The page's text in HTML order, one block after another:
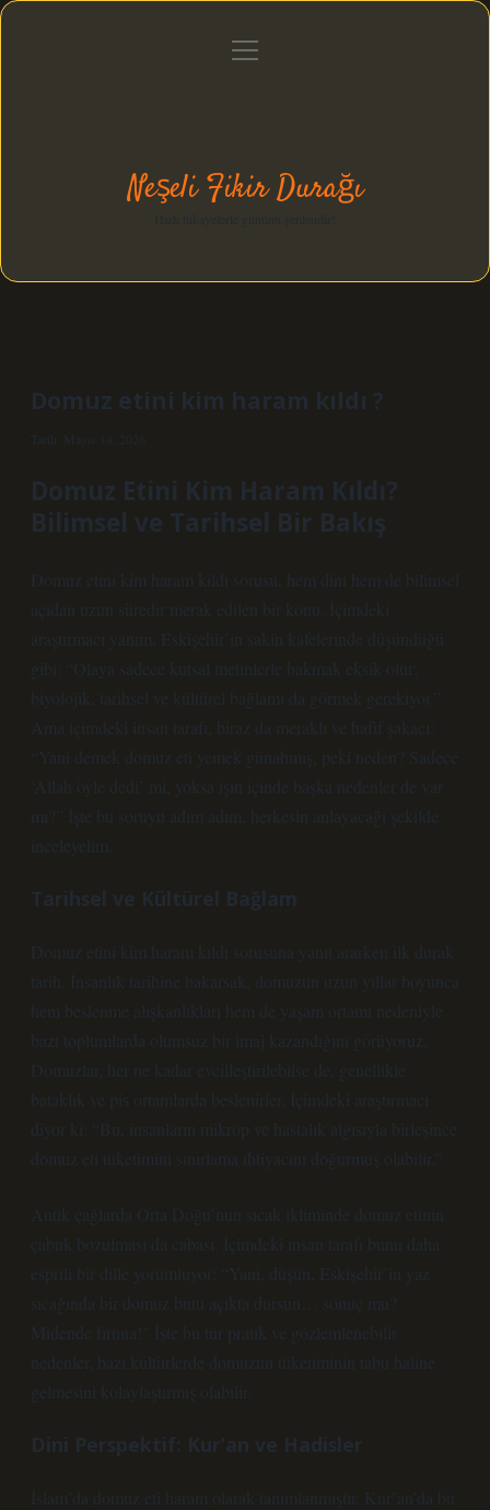
Gizlilik Politikası
menüyü
Neşeli Fikir Durağı
Domuz etini kim haram kıldı ?
Tarih: Mayıs 14, 2026
Domuz Etini Kim Haram Kıldı?
Bilimsel ve Tarihsel Bir Bakış
Domuz etini kim haram kıldı sorusu, hem dini hem de bilimsel
açıdan uzun süredir merak edilen bir konu. İçimdeki
araştırmacı yanım, Eskişehir’in sakin kafelerinde düşündüğü
gibi: “Olaya sadece kutsal metinlerle bakmak eksik olur;
biyolojik, tarihsel ve kültürel bağlamı da görmek gerekiyor.”
Ama içimdeki insan tarafı, biraz da meraklı ve hafif şakacı:
“Yani demek domuz eti yemek günahmış, peki neden? Sadece
‘Allah öyle dedi’ mi, yoksa işin içinde başka nedenler de var
mı?” İşte bu soruyu adım adım, herkesin anlayacağı şekilde
inceleyelim.
Tarihsel ve Kültürel Bağlam
Domuz etini kim haram kıldı sorusuna yanıt ararken ilk durak
tarih. İnsanlık tarihine bakarsak, domuzun uzun yıllar boyunca
hem beslenme alışkanlıkları hem de yaşam ortamı nedeniyle
bazı toplumlarda olumsuz bir imaj kazandığını görüyoruz.
Domuzlar, her ne kadar evcilleştirilebilse de, genellikle
bataklık ve pis ortamlarda beslenirler. İçimdeki araştırmacı
diyor ki: “Bu, insanların mikrop ve hastalık algısıyla birleşince
domuz eti tüketimini sınırlama ihtiyacını doğurmuş olabilir.”
Antik çağlarda Orta Doğu’nun sıcak ikliminde domuz etinin
çabuk bozulması da cabası. İçimdeki insan tarafı bunu daha
esprili bir dille yorumluyor: “Yani, düşün, Eskişehir’in yaz
sıcağında bir domuz butu açıkta dursun… sonuç mu?
Midende fırtına!” İşte bu tür pratik ve gözlemlenebilir
nedenler, bazı kültürlerde domuzun tüketiminin tabu haline
gelmesini kolaylaştırmış olabilir.
Dini Perspektif: Kur’an ve Hadisler
İslam’da domuz eti haram olarak tanımlanmıştır. Kur’an’da bu